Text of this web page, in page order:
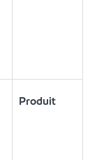
Produit